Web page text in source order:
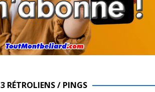
3 RÉTROLIENS / PINGS